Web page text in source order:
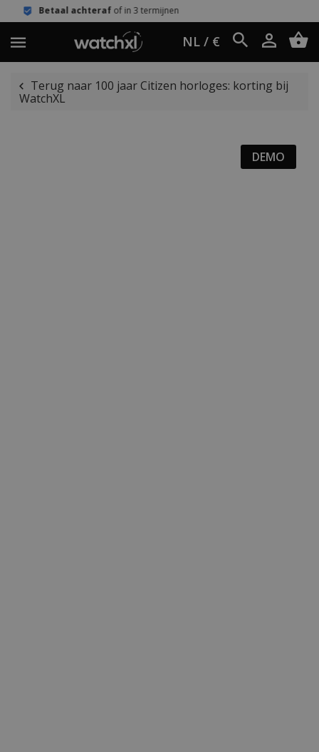
of in 3 termijnen
NL / €
Terug naar 100 jaar Citizen horloges: korting bij
WatchXL
DEMO